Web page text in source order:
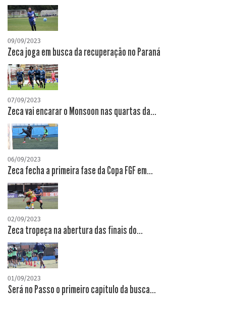
09/09/2023
Zeca joga em busca da recuperação no Paraná
07/09/2023
Zeca vai encarar o Monsoon nas quartas da...
06/09/2023
Zeca fecha a primeira fase da Copa FGF em...
02/09/2023
Zeca tropeça na abertura das finais do...
01/09/2023
Será no Passo o primeiro capítulo da busca...